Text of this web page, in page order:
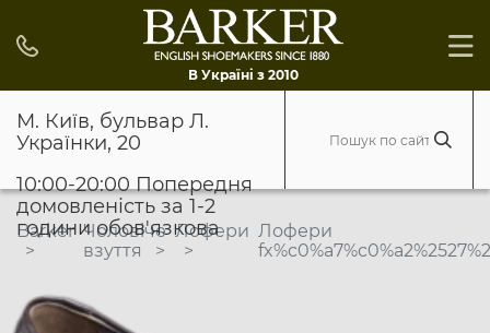
В Україні з 2010
М. Київ, бульвар Л.
Українки, 20
10:00-20:00 Попередня
домовленість за 1-2
години обов'язкова
Barker Чоловіче
взуття
Лофери Лофери